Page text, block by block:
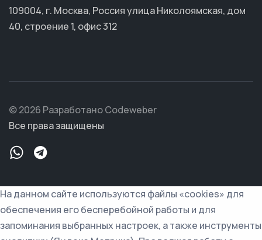
109004, г. Москва, Россия улица Николоямская, дом
40, строение 1, офис 312
© 2026 Разработано Codeweber
Все права защищены
На данном сайте используются файлы «cookies» для
обеспечения его бесперебойной работы и для
запоминания выбранных настроек, а также инструменты